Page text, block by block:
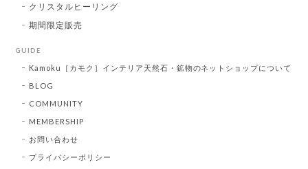
クリスタルヒーリング
期間限定販売
GUIDE
Kamoku［カモク］インテリア天然石・鉱物のネットショップについて
BLOG
COMMUNITY
MEMBERSHIP
お問い合わせ
プライバシーポリシー